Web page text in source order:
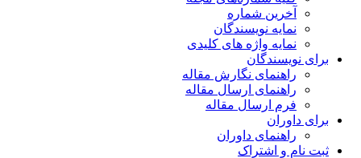
آخرین شماره
نمایه نویسندگان
نمایه واژه های کلیدی
برای نویسندگان
راهنمای نگارش مقاله
راهنمای ارسال مقاله
فرم ارسال مقاله
برای داوران
راهنمای داوران
ثبت نام و اشتراک